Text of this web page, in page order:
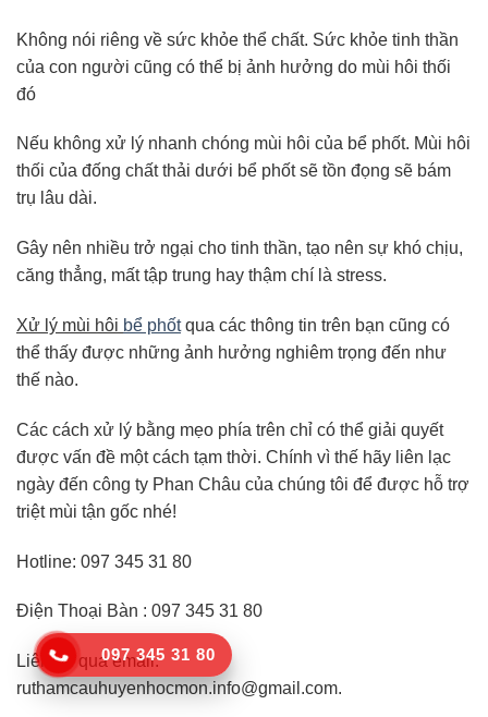
Không nói riêng về sức khỏe thể chất. Sức khỏe tinh thần
của con người cũng có thể bị ảnh hưởng do mùi hôi thối
đó
Nếu không xử lý nhanh chóng mùi hôi của bể phốt. Mùi hôi
thối của đống chất thải dưới bể phốt sẽ tồn đọng sẽ bám
trụ lâu dài.
Gây nên nhiều trở ngại cho tinh thần, tạo nên sự khó chịu,
căng thẳng, mất tập trung hay thậm chí là stress.
Xử lý mùi hôi bể phốtqua các thông tin trên bạn cũng có
thể thấy được những ảnh hưởng nghiêm trọng đến như
thế nào.
Các cách xử lý bằng mẹo phía trên chỉ có thể giải quyết
được vấn đề một cách tạm thời. Chính vì thế hãy liên lạc
ngày đến công ty Phan Châu của chúng tôi để được hỗ trợ
triệt mùi tận gốc nhé!
Hotline: 097 345 31 80
Điện Thoại Bàn : 097 345 31 80
Liên hệ qua email:
ruthamcauhuyenhocmon.info@gmail.com.
097 345 31 80